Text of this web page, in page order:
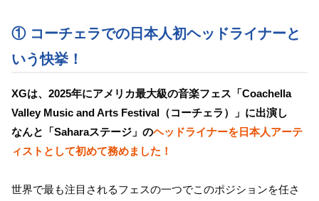
① コーチェラでの日本人初ヘッドライナーと
いう快挙！
XGは、2025年にアメリカ最大級の音楽フェス「Coachella
Valley Music and Arts Festival（コーチェラ）」に出演し
なんと「Saharaステージ」のヘッドライナーを日本人アーテ
ィストとして初めて務めました！
世界で最も注目されるフェスの一つでこのポジションを任さ